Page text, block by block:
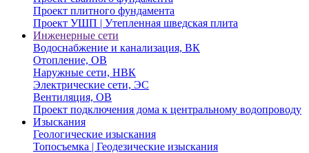
Проект плитного фундамента
Проект УШП | Утепленная шведская плита
Инженерные сети
Водоснабжение и канализация, ВК
Отопление, ОВ
Наружные сети, НВК
Электрические сети, ЭС
Вентиляция, ОВ
Проект подключения дома к центральному водопроводу
Изыскания
Геологические изыскания
Топосъемка | Геодезические изыскания